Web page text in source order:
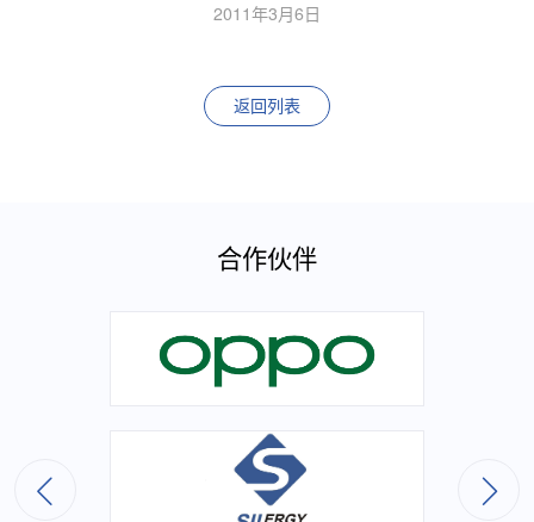
2011年3月6日
返回列表
合作伙伴